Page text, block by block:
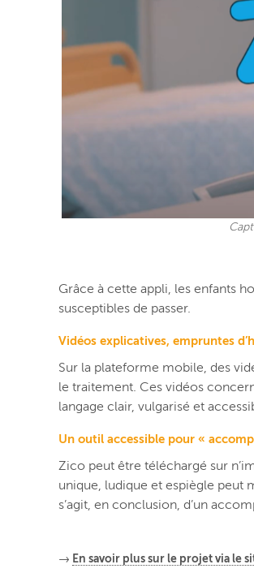
Grâce à cette appli, les enfants
susceptibles de passer.
Vidéos explicatives, empruntes
Sur la plateforme mobile, des
le traitement. Ces vidéos
langage clair, vulgarisé et
Un outil accessible pour «
Zico peut être téléchargé sur
unique, ludique et espiègle peut
s’agit, en conclusion, d’un
→ En savoir plus sur le projet via le